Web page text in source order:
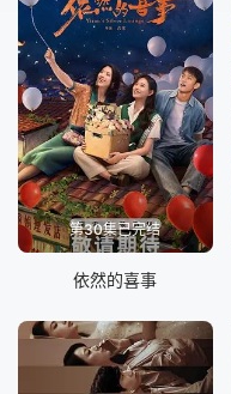
25 26
28 29
第30集已完结
依然的喜事